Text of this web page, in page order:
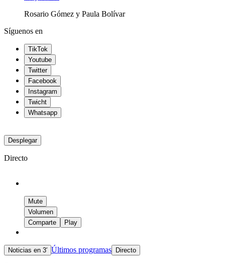
Rosario Gómez y Paula Bolívar
Síguenos en
TikTok
Youtube
Twitter
Facebook
Instagram
Twicht
Whatsapp
Desplegar
Directo
Mute
Volumen
Comparte
Play
Noticias en 3′ Últimos programas Directo